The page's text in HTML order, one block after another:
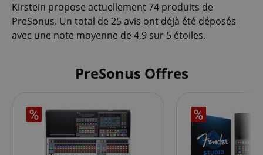
Kirstein propose actuellement 74 produits de
PreSonus. Un total de 25 avis ont déjà été déposés
avec une note moyenne de 4,9 sur 5 étoiles.
PreSonus Offres